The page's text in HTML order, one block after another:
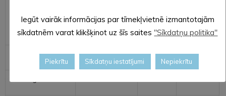
pašvaldībai
piekritīgie
36720010044 1.16
Iegūt vairāk informācijas par tīmekļvietnē izmantotajām
sīkdatnēm varat klikšķinot uz šīs saites "Sīkdatņu politika"
Piekrītu Sīkdatņu iestatījumi Nepiekrītu